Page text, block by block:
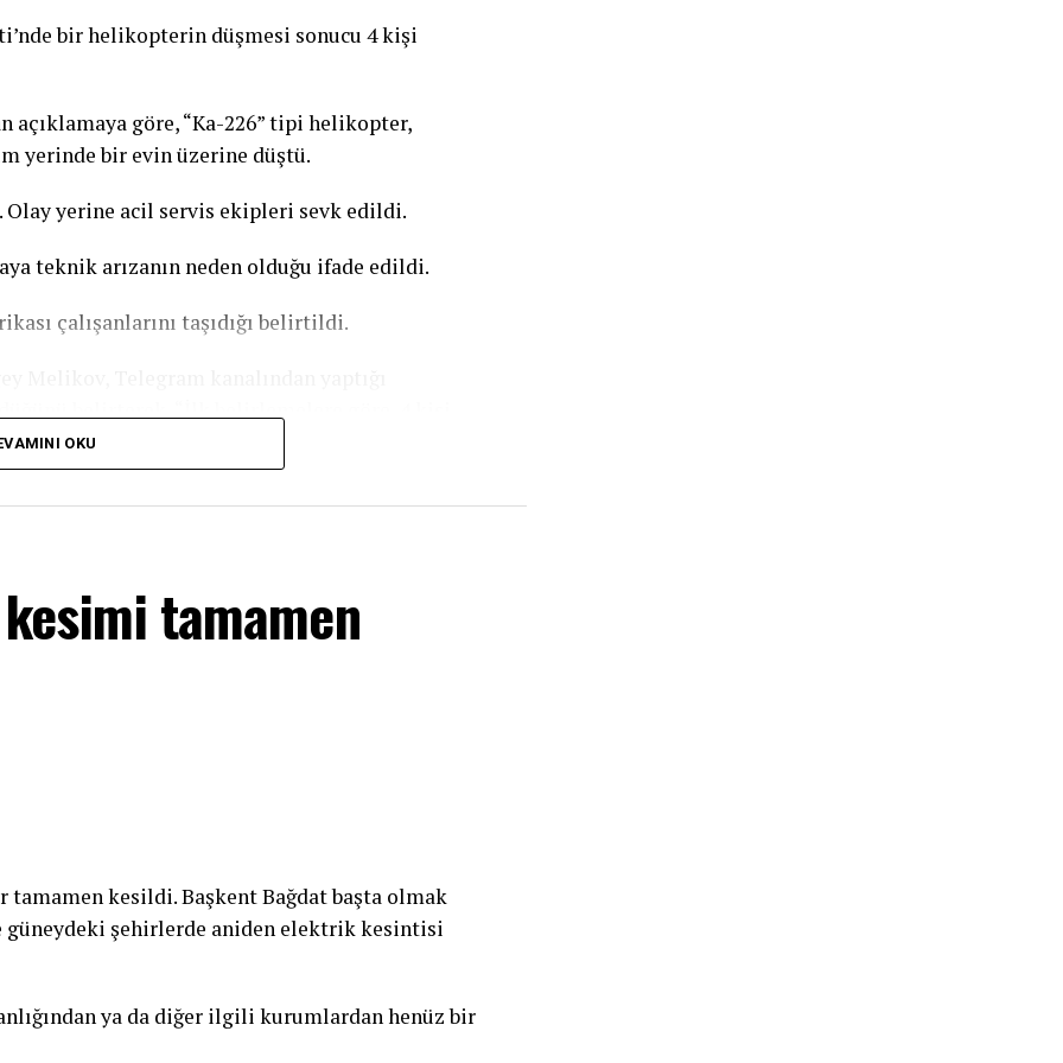
da yoğunluk yaşandığını kaydetti. Fransa’daki
Paris’te geçen gün aşırı sıcaklardan
bekleniyor. Türkiye basınında yer alan
hissedilen sıcaklık 36-39 derece. Güneş
geçiyor.
bir helikopterin düşmesi sonucu 4 kişi
açıklamaya göre, “Ka-226” tipi helikopter,
yerinde bir evin üzerine düştü.
Olay yerine acil servis ekipleri sevk edildi.
teknik arızanın neden olduğu ifade edildi.
çalışanlarını taşıdığı belirtildi.
kaldırıldı.” ifadesini kullandı.
OKU
tamamen
kesildi. Başkent Bağdat başta olmak
şehirlerde aniden elektrik kesintisi
ya da diğer ilgili kurumlardan henüz bir